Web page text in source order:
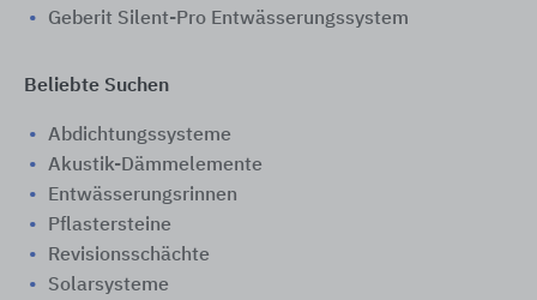
Geberit Silent-Pro Entwässerungssystem
Beliebte Suchen
Abdichtungssysteme
Akustik-Dämmelemente
Entwässerungsrinnen
Pflastersteine
Revisionsschächte
Solarsysteme